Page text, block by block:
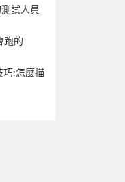
試人員
跑的
巧:怎麼描